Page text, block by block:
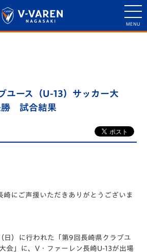
ユース（U-13）サッカー大
試合結果
崎にご声援いただきありがとうございま
日）に行われた「️第9回長崎県クラブユ
会」に、V・ファーレン長崎U-13が出場